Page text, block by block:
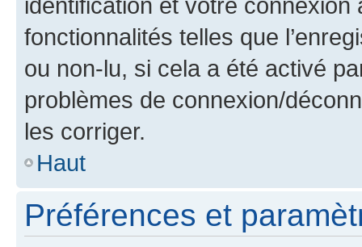
fonctionnalités telles que
ou non-lu, si cela a été activé
problèmes de connexion/
les corriger.
Haut
Préférences et